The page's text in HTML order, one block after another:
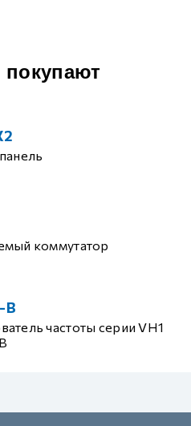
коммутатор
B
частоты серии VH1